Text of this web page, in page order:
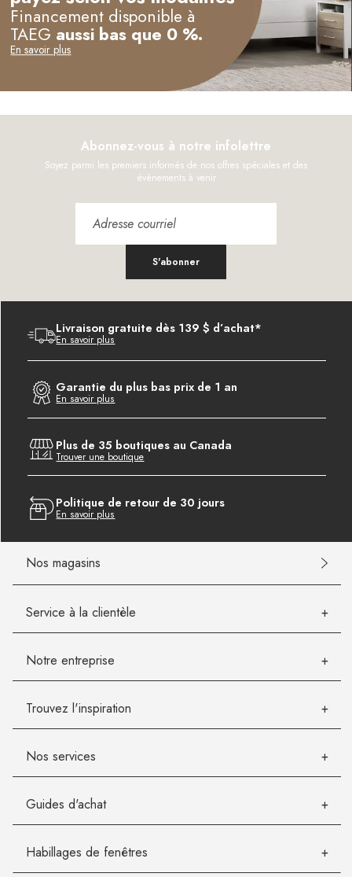
Financement disponible à
TAEG aussi bas que 0 %.
En savoir plus
Abonnez-vous à notre infolettre
Soyez parmi les premiers informés de nos offres spéciales et des
évènements à venir
S'abonner
Livraison gratuite dès 139 $ d’achat*
En savoir plus
Garantie du plus bas prix de 1 an
En savoir plus
Plus de 35 boutiques au Canada
Trouver une boutique
Politique de retour de 30 jours
En savoir plus
Nos magasins
Service à la clientèle
Notre entreprise
Trouvez l'inspiration
Nos services
Guides d'achat
Habillages de fenêtres